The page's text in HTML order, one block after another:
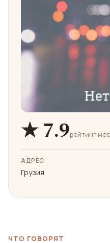
★ 7.9рейтинг
АДРЕС
Грузия
ЧТО ГОВОРЯТ